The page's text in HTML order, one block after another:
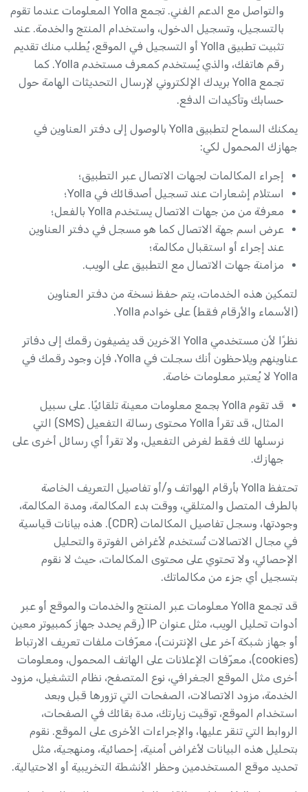
والتواصل مع الدعم الفني. تجمع Yolla المعلومات عندما تقوم
بالتسجيل، وتسجيل الدخول، واستخدام المنتج والخدمة. عند
تثبيت تطبيق Yolla أو التسجيل في الموقع، يُطلب منك تقديم
رقم هاتفك، والذي يُستخدم كمعرف مستخدم Yolla. كما
تجمع Yolla بريدك الإلكتروني لإرسال التحديثات الهامة حول
حسابك وتأكيدات الدفع.
يمكنك السماح لتطبيق Yolla بالوصول إلى دفتر العناوين في
جهازك المحمول لكي:
إجراء المكالمات لجهات الاتصال عبر التطبيق؛
استلام إشعارات عند تسجيل أصدقائك في Yolla؛
معرفة من من جهات الاتصال يستخدم Yolla بالفعل؛
عرض اسم جهة الاتصال كما هو مسجل في دفتر العناوين
عند إجراء أو استقبال مكالمة؛
مزامنة جهات الاتصال مع التطبيق على الويب.
لتمكين هذه الخدمات، يتم حفظ نسخة من دفتر العناوين
(الأسماء والأرقام فقط) على خوادم Yolla.
نظرًا لأن مستخدمي Yolla الآخرين قد يضيفون رقمك إلى دفاتر
عناوينهم ويلاحظون أنك سجلت في Yolla، فإن وجود رقمك في
Yolla لا يُعتبر معلومات خاصة.
قد تقوم Yolla بجمع معلومات معينة تلقائيًا. على سبيل
المثال، قد تقرأ Yolla محتوى رسالة التفعيل (SMS) التي
نرسلها لك فقط لغرض التفعيل، ولا تقرأ أي رسائل أخرى على
جهازك.
تحتفظ Yolla بأرقام الهواتف و/أو تفاصيل التعريف الخاصة
بالطرف المتصل والمتلقي، ووقت بدء المكالمة، ومدة المكالمة،
وجودتها، وسجل تفاصيل المكالمات (CDR). هذه بيانات قياسية
في مجال الاتصالات تُستخدم لأغراض الفوترة والتحليل
الإحصائي، ولا تحتوي على محتوى المكالمات، حيث لا نقوم
بتسجيل أي جزء من مكالماتك.
قد تجمع Yolla معلومات عبر المنتج والخدمات والموقع أو عبر
أدوات تحليل الويب، مثل عنوان IP (رقم يحدد جهاز كمبيوتر معين
أو جهاز شبكة آخر على الإنترنت)، معرّفات ملفات تعريف الارتباط
(cookies)، معرّفات الإعلانات على الهاتف المحمول، ومعلومات
أخرى مثل الموقع الجغرافي، نوع المتصفح، نظام التشغيل، مزود
الخدمة، مزود الاتصالات، الصفحات التي تزورها قبل وبعد
استخدام الموقع، توقيت زيارتك، مدة بقائك في الصفحات،
الروابط التي تنقر عليها، والإجراءات الأخرى على الموقع. نقوم
بتحليل هذه البيانات لأغراض أمنية، إحصائية، ومنهجية، مثل
تحديد موقع المستخدمين وحظر الأنشطة التخريبية أو الاحتيالية.